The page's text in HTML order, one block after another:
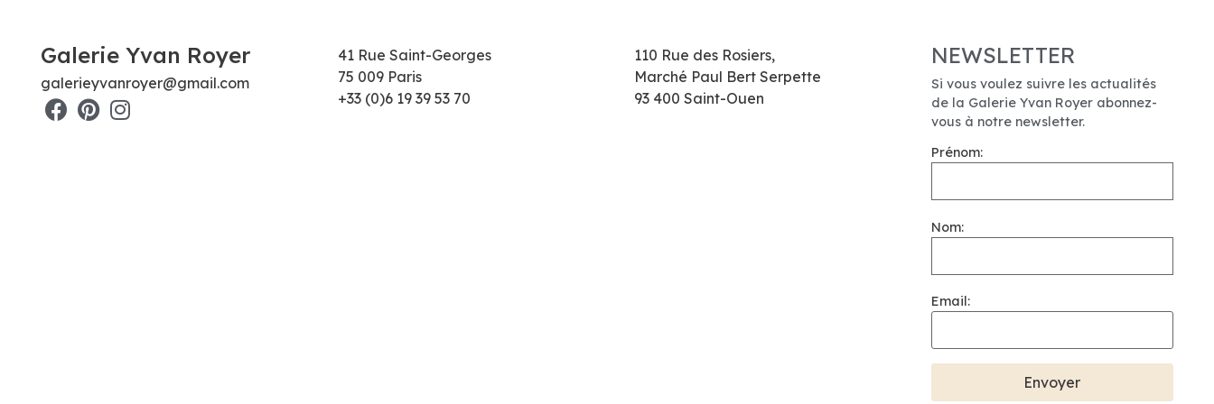
Galerie Yvan Royer
galerieyvanroyer@gmail.com
41 Rue Saint-Georges
75 009 Paris
+33 (0)6 19 39 53 70
110 Rue des Rosiers,
Marché Paul Bert Serpette
93 400 Saint-Ouen
NEWSLETTER
Si vous voulez suivre les actualités
de la Galerie Yvan Royer abonnez-
vous à notre newsletter.
Prénom:
Nom:
Email: